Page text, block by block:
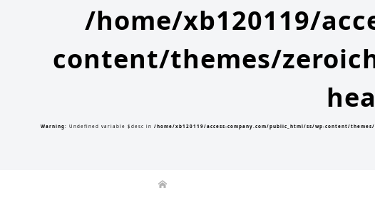
/home/xb120119/
content/themes/
Warning: Undefined variable $desc in /home/xb120119/access-company.com/public_html/ss/wp-content/